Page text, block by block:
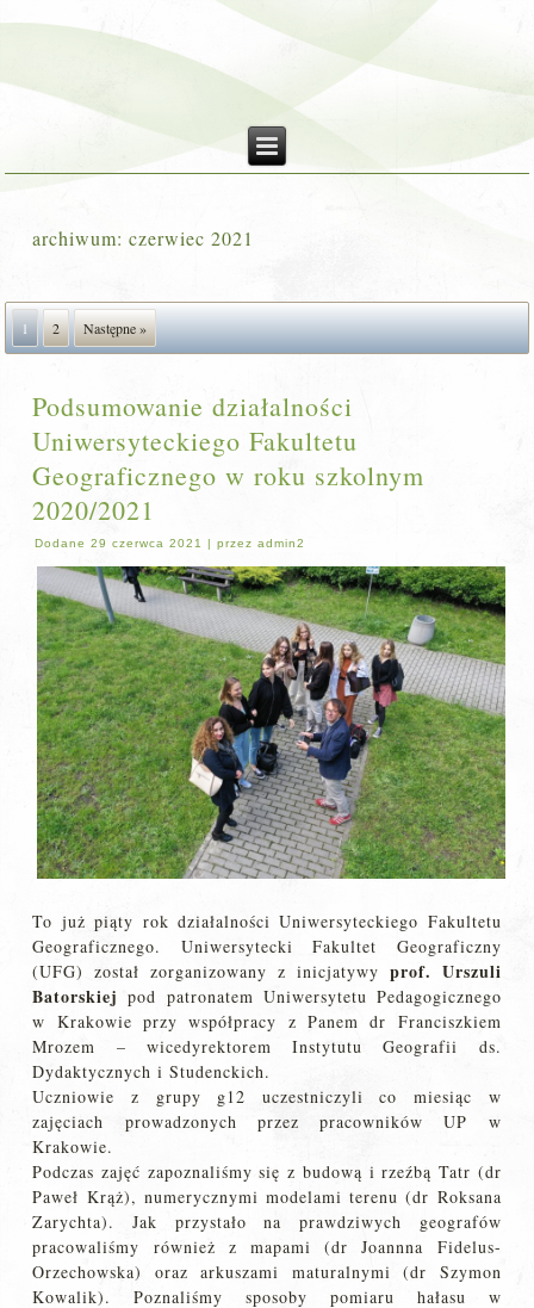
archiwum:czerwiec 2021
1 2 Następne »
Podsumowanie działalności
Uniwersyteckiego Fakultetu
Geograficznego w roku szkolnym
2020/2021
Dodane 29 czerwca 2021 |przez admin2
To już piąty rok działalności Uniwersyteckiego Fakultetu
Geograficznego. Uniwersytecki Fakultet Geograficzny
(UFG) został zorganizowany z inicjatywy prof. Urszuli
Batorskiej pod patronatem Uniwersytetu Pedagogicznego
w Krakowie przy współpracy z Panem dr Franciszkiem
Mrozem – wicedyrektorem Instytutu Geografii ds.
Dydaktycznych i Studenckich.
Uczniowie z grupy g12 uczestniczyli co miesiąc w
zajęciach prowadzonych przez pracowników UP w
Krakowie.
Podczas zajęć zapoznaliśmy się z budową i rzeźbą Tatr (dr
Paweł Krąż), numerycznymi modelami terenu (dr Roksana
Zarychta). Jak przystało na prawdziwych geografów
pracowaliśmy również z mapami (dr Joannna Fidelus-
Orzechowska) oraz arkuszami maturalnymi (dr Szymon
Kowalik). Poznaliśmy sposoby pomiaru hałasu w